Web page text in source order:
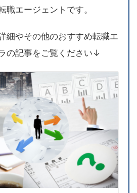
職エージェントです。
細やその他のおすすめ転職エ
の記事をご覧ください↓